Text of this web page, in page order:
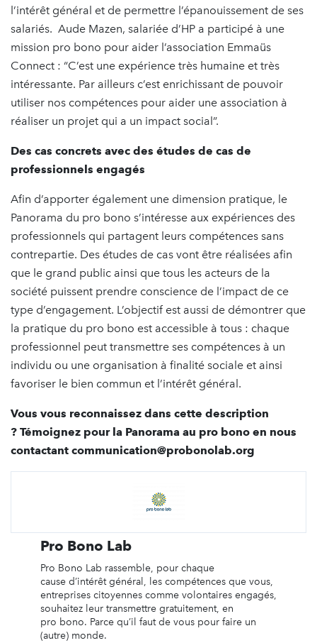
l’intérêt général et de permettre l’épanouissement de ses
salariés. Aude Mazen, salariée d’HP a participé à une
mission pro bono pour aider l’association Emmaüs
Connect : “C’est une expérience très humaine et très
intéressante. Par ailleurs c’est enrichissant de pouvoir
utiliser nos compétences pour aider une association à
réaliser un projet qui a un impact social”.
Des cas concrets avec des études de cas de
professionnels engagés
Afin d’apporter également une dimension pratique, le
Panorama du pro bono s’intéresse aux expériences des
professionnels qui partagent leurs compétences sans
contrepartie. Des études de cas vont être réalisées afin
que le grand public ainsi que tous les acteurs de la
société puissent prendre conscience de l’impact de ce
type d’engagement. L’objectif est aussi de démontrer que
la pratique du pro bono est accessible à tous : chaque
professionnel peut transmettre ses compétences à un
individu ou une organisation à finalité sociale et ainsi
favoriser le bien commun et l’intérêt général.
Vous vous reconnaissez dans cette description
? Témoignez pour la Panorama au pro bono en nous
contactant communication@probonolab.org
Pro Bono Lab
Pro Bono Lab rassemble, pour chaque
cause d’intérêt général, les compétences que vous,
entreprises citoyennes comme volontaires engagés,
souhaitez leur transmettre gratuitement, en
pro bono. Parce qu’il faut de vous pour faire un
(autre) monde.